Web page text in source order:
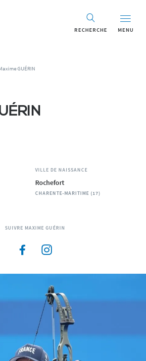
RECHERCHE MENU
GUÉRIN
VILLE DE NAISSANCE
Rochefort
CHARENTE-MARITIME (17)
SUIVRE MAXIME GUÉRIN